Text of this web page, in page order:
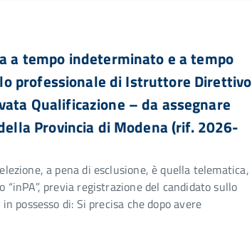
a tempo indeterminato e a tempo
professionale di Istruttore Direttivo
Qualificazione – da assegnare
Provincia di Modena (rif. 2026-
a pena di esclusione, è quella telematica,
previa registrazione del candidato sullo
possesso di: Si precisa che dopo avere